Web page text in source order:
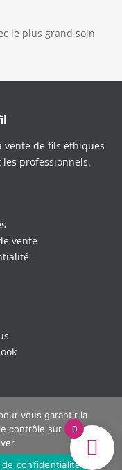
le plus grand soin
vente de fils éthiques
professionnels.
vente
0
vous garantir la
contrôle sur ce que
de confidentialité